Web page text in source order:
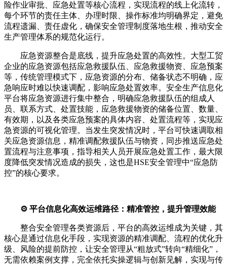
险作业审批、应急处置等核心流程，实现流程的线上化流转，
每个环节的责任主体、办理时限、操作标准均明确界定，避免
流程遗漏、责任虚化，确保安全管理制度落地生根，推动安全
生产管理体系的规范化运行。
应急资源整合是底线，提升应急处置的高效性。大型工贸
企业的应急资源包括应急救援队伍、应急救援物资、应急预案
等，传统管理模式下，应急资源的分布、储备状态不明确，应
急响应时难以快速调配，影响应急处置效率。安全生产信息化
平台将应急资源进行集中整合，明确应急救援队伍的组成人
员、联系方式、处置技能，应急救援物资的储备位置、数量、
有效期，以及各类应急预案的具体内容、处置流程等，实现应
急资源的可视化管理。当发生突发情况时，平台可快速调取相
关应急资源信息，精准调配救援队伍与物资，同步推送应急处
置流程与注意事项，指导相关人员开展应急处置工作，最大限
度降低突发情况造成的损失，这也是HSE安全管理中“应急防
控”的核心要求。
⚙️ 平台信息化高效运维路径：精准管控，提升管理效能
整合安全管理各类资源后，平台的高效运维成为关键，其
核心是通过信息化手段，实现资源的精准调配、流程的优化升
级、风险的提前防控，让安全管理从“粗放式”转向“精细化”，
无需依赖案例支撑，完全依托实操逻辑与创新见解，实现与传